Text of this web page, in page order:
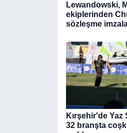
Lewandowski,
ekiplerinden
sözleşme
Kırşehir'de Yaz
32 branşta